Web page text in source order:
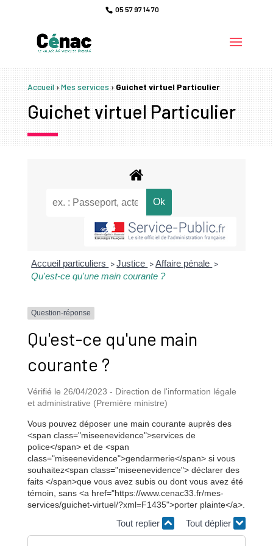
05 57 97 14 70
Accueil›Mes services›Guichet virtuel Particulier
Guichet virtuel Particulier
Accueil particuliers > Justice > Affaire pénale >
Qu'est-ce qu'une main courante ?
Question-réponse
Qu'est-ce qu'une main
courante ?
Vérifié le 26/04/2023 - Direction de l'information légale
et administrative (Première ministre)
Vous pouvez déposer une main courante auprès des
<span class="miseenevidence">services de
police</span> et de <span
class="miseenevidence">gendarmerie</span> si vous
souhaitez<span class="miseenevidence"> déclarer des
faits </span>que vous avez subis ou dont vous avez été
témoin, sans <a href="https://www.cenac33.fr/mes-
services/guichet-virtuel/?xml=F1435">porter plainte</a>.
Tout replier Tout déplier